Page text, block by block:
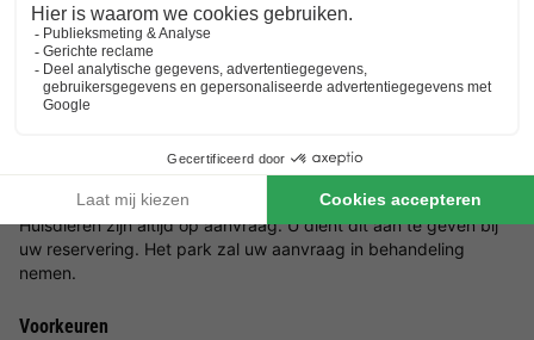
kastelen liggen binnen handbereik en bieden een boeiend
inzicht in de regionale geschiedenis en cultuur. Voor de
avonturiers zijn er pretparken en dierentuinen in de buurt,
zodat elke dag van je vakantie uniek wordt.
Huisdieren
Huisdieren zijn altijd op aanvraag. U dient dit aan te geven bij
uw reservering. Het park zal uw aanvraag in behandeling
nemen.
Voorkeuren